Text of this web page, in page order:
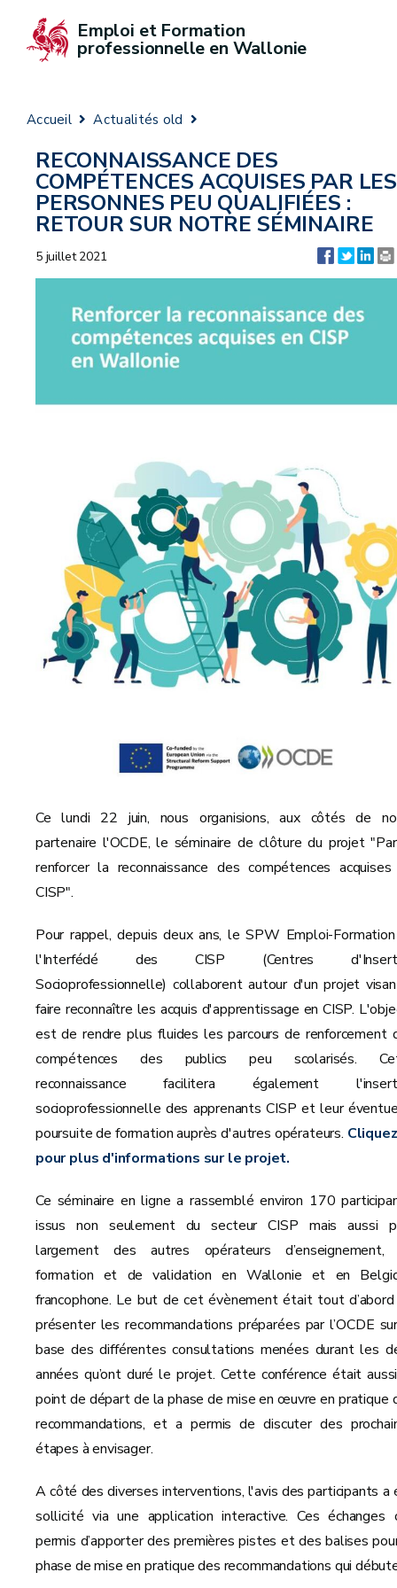
Emploi et Formation
professionnelle en Wallonie
Accueil Actualités old
RECONNAISSANCE DES
COMPÉTENCES ACQUISES PAR LES
PERSONNES PEU QUALIFIÉES :
RETOUR SUR NOTRE SÉMINAIRE
5 juillet 2021
Ce lundi 22 juin, nous organisions, aux côtés de
partenaire l'OCDE, le séminaire de clôture du projet
renforcer la reconnaissance des compétences
CISP".
Pour rappel, depuis deux ans, le SPW Emploi-
l'Interfédé des CISP (Centres
Socioprofessionnelle) collaborent autour d'un projet
faire reconnaître les acquis d'apprentissage en CISP.
est de rendre plus fluides les parcours de renforcement
compétences des publics peu scolarisés.
reconnaissance facilitera également
socioprofessionnelle des apprenants CISP et leur
poursuite de formation auprès d'autres opérateurs.
pour plus d'informations sur le projet.
Ce séminaire en ligne a rassemblé environ 170
issus non seulement du secteur CISP mais aussi
largement des autres opérateurs d’enseignement,
formation et de validation en Wallonie et en
francophone. Le but de cet évènement était tout
présenter les recommandations préparées par l’OCDE
base des différentes consultations menées durant les
années qu’ont duré le projet. Cette conférence était
point de départ de la phase de mise en œuvre en pratique
recommandations, et a permis de discuter des
étapes à envisager.
A côté des diverses interventions, l'avis des participants a
sollicité via une application interactive. Ces échanges
permis d’apporter des premières pistes et des balises
phase de mise en pratique des recommandations qui